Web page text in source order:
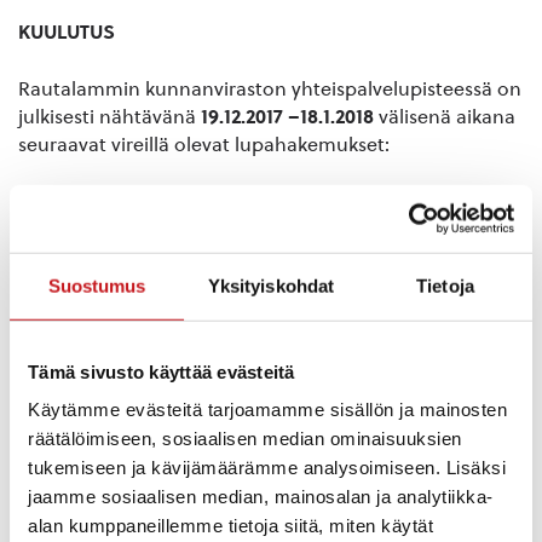
Suostumus Yksityiskohdat Tietoja
Tämä sivusto käyttää evästeitä
Käytämme evästeitä tarjoamamme sisällön ja mainosten
räätälöimiseen, sosiaalisen median ominaisuuksien
tukemiseen ja kävijämäärämme analysoimiseen. Lisäksi
jaamme sosiaalisen median, mainosalan ja analytiikka-
alan kumppaneillemme tietoja siitä, miten käytät
KUULUTUS
Rautalammin kunnanviraston yhteispalvelupisteessä on
julkisesti nähtävänä 19.12.2017 –18.1.2018 välisenä aikana
seuraavat vireillä olevat lupahakemukset:
Savon Kuljetus Oy hakee lupaa maa-ainesten (sora ja
hiekka) ottoon tilalla Pattoonmäki Rn:o 4:37. Tila sijaitsee
Rautalammin kunnan Toholahden kylässä osoitteessa
on 250 000 m³ ktr ja ottamisaika 10 vuotta.
aineslupahakemus on kokonaisuudessaan nähtävillä
Rautalammin kunnanviraston yhteispalvelupisteessä
arkisin klo 9-15 välisenä aikana sekä osittain internetissä
www.rautalampi.fi kohdassa > Ajankohtaista >
Kuulutukset.